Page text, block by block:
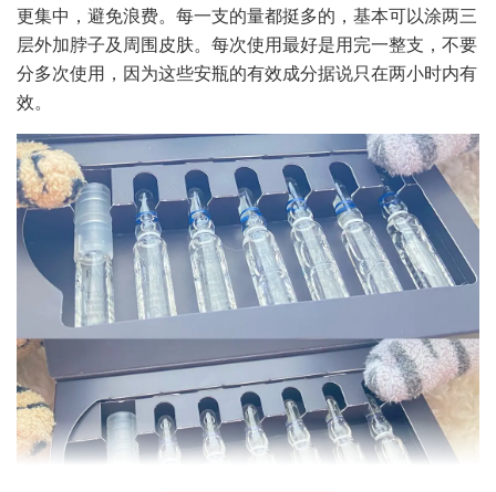
更集中，避免浪费。每一支的量都挺多的，基本可以涂两三
层外加脖子及周围皮肤。每次使用最好是用完一整支，不要
分多次使用，因为这些安瓶的有效成分据说只在两小时内有
效。